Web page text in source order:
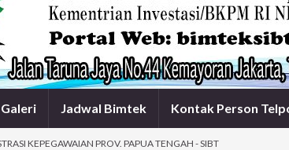
Galeri Jadwal Bimtek Kontak Person
KEPEGAWAIAN PROV. PAPUA TENGAH - SIBT